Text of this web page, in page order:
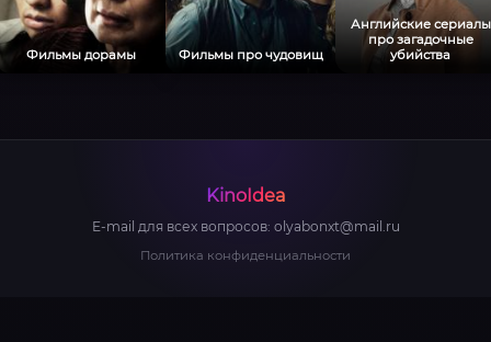
Фильмы дорамы Фильмы про чудовищ
Английские сериалы
про загадочные
убийства
KinoIdea
E-mail для всех вопросов: olyabonxt@mail.ru
Политика конфиденциальности